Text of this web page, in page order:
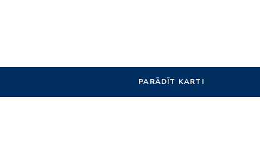
PARĀDĪT KARTI